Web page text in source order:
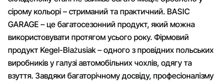
сірому кольорі – стриманий та практичний. BASIC
GARAGE – це багатосезонний продукт, який можна
використовувати протягом усього року. Фірмовий
продукт Kegel-Błażusiak – одного з провідних польських
виробників у галузі автомобільних чохлів, одягу та
взуття. Завдяки багаторічному досвіду, професіоналізму